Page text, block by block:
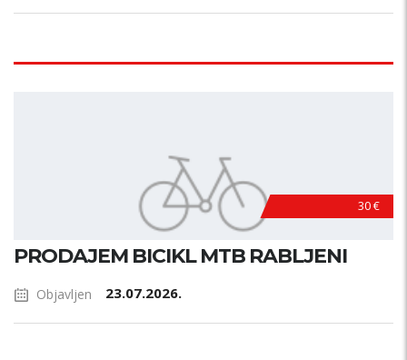
30 €
PRODAJEM BICIKL MTB RABLJENI
Objavljen 23.07.2026.